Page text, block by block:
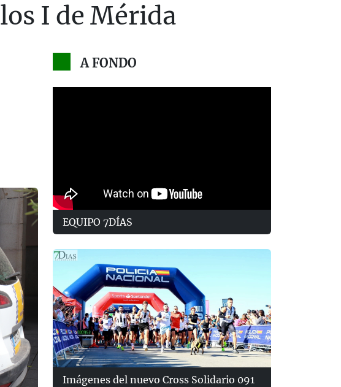
I de Mérida
A FONDO
EQUIPO 7DÍAS
Imágenes del nuevo Cross Solidario 091